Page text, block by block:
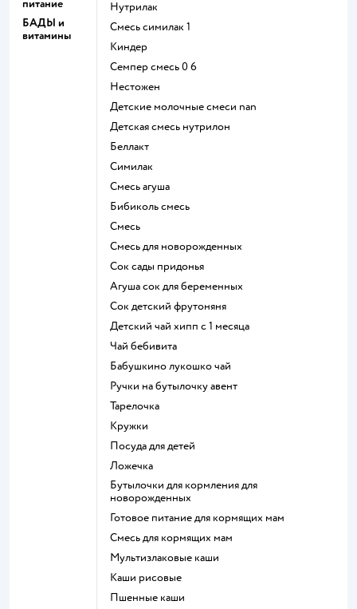
питание
БАДЫ и
витамины
нутрилак
смесь симилак 1
киндер
семпер смесь 0 6
нестожен
Детские молочные смеси nan
детская смесь нутрилон
беллакт
симилак
смесь агуша
бибиколь смесь
смесь
смесь для новорожденных
сок сады придонья
агуша сок для беременных
сок детский фрутоняня
детский чай хипп с 1 месяца
чай бебивита
бабушкино лукошко чай
ручки на бутылочку авент
тарелочка
кружки
посуда для детей
ложечка
бутылочки для кормления для
новорожденных
готовое питание для кормящих мам
смесь для кормящих мам
Мультизлаковые каши
Каши рисовые
Пшенные каши